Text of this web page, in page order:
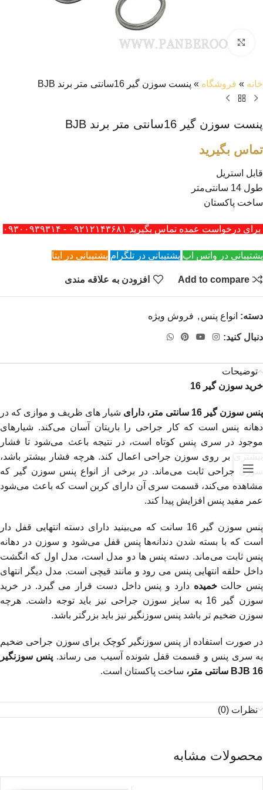
بزرگنمایی تصویر
خانه » فروشگاه » پنست سوزن گیر 16سانتی متر برند BJB
پنست سوزن گیر 16سانتی متر برند BJB
تماس بگیرید
قابل استریل
طول 14 سانتی‌متر
ساخت پاکستان
برای درخواست عمده تماس بگیرید ۰۹۲۱۲۱۴۳۶۸۱ - ۰۹۳۰۰۹۳۹۳۱۴
پشتیبانی در واتس اپ پشتیبانی در تلگرام پشتیبانی در ایتا
Add to compare افزودن به علاقه مندی
دسته: انواع پنس , فروش ویژه
دنبال کنید:
توضیحات
خرید سوزن گیر 16
پنس سوزن گیر 16 سانتی متر، دارای
شیار های ظریف و موازی که در
دهانه پنس است که کار جراحی را باریتان آسان می‌کند. شیارهای
موجود در سری پنس کوتاه است، در نتیجه باعث می‌شود تا فشار
بیشتری بر روی سوزن جراحی اعمال کند. هرچه فشار بیشتر باشد،
سوزن جراحی ثابت می‌ماند. در برخی از انواع پنس سوزن گیر که
مشاهده می‌کند، قسمت سری آن دارای کربن است که باعث می‌شود
عمر مفید پنس افزایش پیدا کند.
پنس سوزن گیر 16 سانت که می‌بینید دارای دسته انتهایی قفل دار
است که با بسته شدن دندانه‌ها پنس قفل می‌شود و سوزن در دهانه
پنس ثابت می‌ماند. دسته پنس ها دو مدل است، مدل اول که انگشت
داخل حلقه انتهایی پنس می رود و مانند قیچی است. مدل دیگر انتهای
پنس حالتخمیده دارد و پنس داخل دست قرار می گیرد. در خرید
سوزن گیر 16 به سایز سوزن جراحی نیز باید توجه داشت. هرچه
سوزن ضخیم تر باشد پنس سوزنگیر نیز باید بزرگتر باشد.
در صورت استفاده از پنس سوزنگیر کوچک برای سوزن جراحی ضخیم
به سری پنس و قسمت قفل شونده آسیب می رساند. پنس سوزنگیر
BJB 16 سانتی متر،
ساخت پاکستان است.
نظرات (0)
محصولات مشابه